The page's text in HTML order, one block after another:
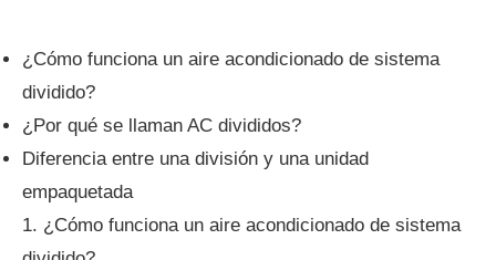
¿Cómo funciona un aire acondicionado de sistema
dividido?
¿Por qué se llaman AC divididos?
Diferencia entre una división y una unidad
empaquetada
1. ¿Cómo funciona un aire acondicionado de sistema